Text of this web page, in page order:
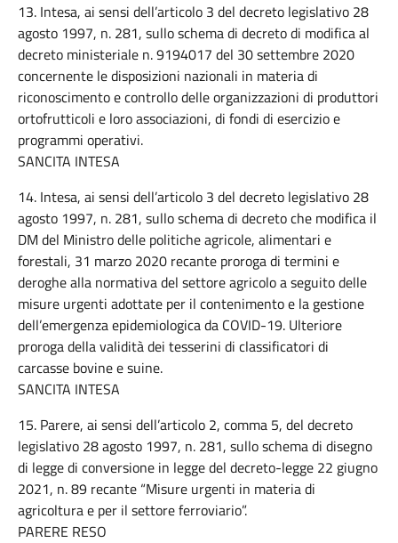
13. Intesa, ai sensi dell’articolo 3 del decreto legislativo 28
agosto 1997, n. 281, sullo schema di decreto di modifica al
decreto ministeriale n. 9194017 del 30 settembre 2020
concernente le disposizioni nazionali in materia di
riconoscimento e controllo delle organizzazioni di produttori
ortofrutticoli e loro associazioni, di fondi di esercizio e
programmi operativi.
SANCITA INTESA
14. Intesa, ai sensi dell’articolo 3 del decreto legislativo 28
agosto 1997, n. 281, sullo schema di decreto che modifica il
DM del Ministro delle politiche agricole, alimentari e
forestali, 31 marzo 2020 recante proroga di termini e
deroghe alla normativa del settore agricolo a seguito delle
misure urgenti adottate per il contenimento e la gestione
dell’emergenza epidemiologica da COVID-19. Ulteriore
proroga della validità dei tesserini di classificatori di
carcasse bovine e suine.
SANCITA INTESA
15. Parere, ai sensi dell’articolo 2, comma 5, del decreto
legislativo 28 agosto 1997, n. 281, sullo schema di disegno
di legge di conversione in legge del decreto-legge 22 giugno
2021, n. 89 recante “Misure urgenti in materia di
agricoltura e per il settore ferroviario”.
PARERE RESO